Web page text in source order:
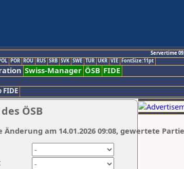
Servertime
POR ROU RUS SRB SVK SWE TUR UKR VIE FontSize:11pt
Swiss-Manager ÖSB FIDE
FIDE
ÖSB
Änderung am 14.01.2026 09:08, gewertete